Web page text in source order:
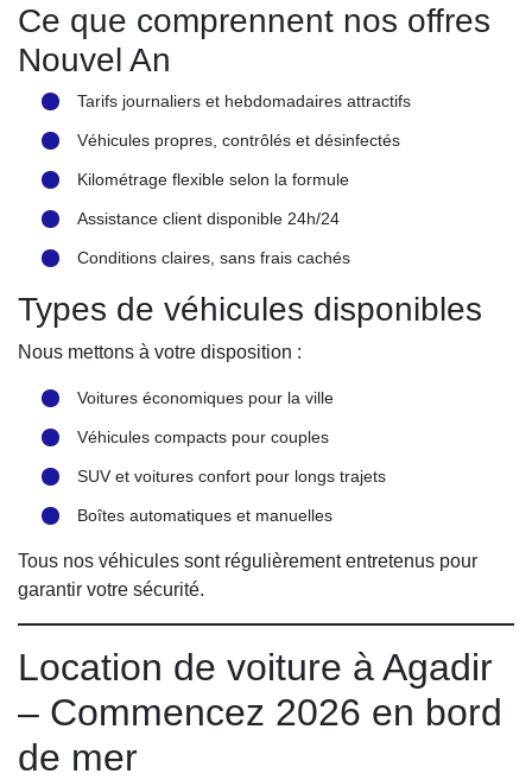
Ce que comprennent nos offres
Nouvel An
Tarifs journaliers et hebdomadaires attractifs
Véhicules propres, contrôlés et désinfectés
Kilométrage flexible selon la formule
Assistance client disponible 24h/24
Conditions claires, sans frais cachés
Types de véhicules disponibles
Nous mettons à votre disposition :
Voitures économiques pour la ville
Véhicules compacts pour couples
SUV et voitures confort pour longs trajets
Boîtes automatiques et manuelles
Tous nos véhicules sont régulièrement entretenus pour
garantir votre sécurité.
Location de voiture à Agadir
– Commencez 2026 en bord
de mer